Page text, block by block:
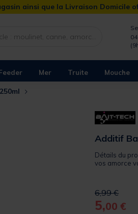
ainsi que la Livraison Domicile
Mer Truite Mouche
Additif
Détails du
vos amorce
Price
6,99 €to
5,00 €